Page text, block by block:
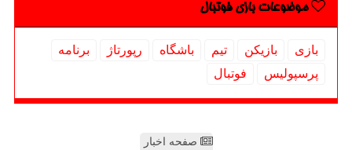
موضوعات بازی فوتبال
بازی بازیكن تیم باشگاه رپورتاژ
برنامه
پرسپولیس
فوتبال
صفحه اخبار